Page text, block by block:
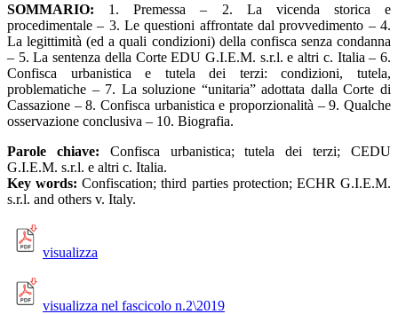
SOMMARIO: 1. Premessa – 2. La vicenda storica e
procedimentale – 3. Le questioni affrontate dal provvedimento – 4.
La legittimità (ed a quali condizioni) della confisca senza condanna
– 5. La sentenza della Corte EDU G.I.E.M. s.r.l. e altri c. Italia – 6.
Confisca urbanistica e tutela dei terzi: condizioni, tutela,
problematiche – 7. La soluzione “unitaria” adottata dalla Corte di
Cassazione – 8. Confisca urbanistica e proporzionalità – 9. Qualche
osservazione conclusiva – 10. Biografia.
Parole chiave: Confisca urbanistica; tutela dei terzi; CEDU
G.I.E.M. s.r.l. e altri c. Italia.
Key words:Confiscation; third parties protection; ECHR G.I.E.M.
s.r.l. and others v. Italy.
visualizza
visualizza nel fascicolo n.2\2019